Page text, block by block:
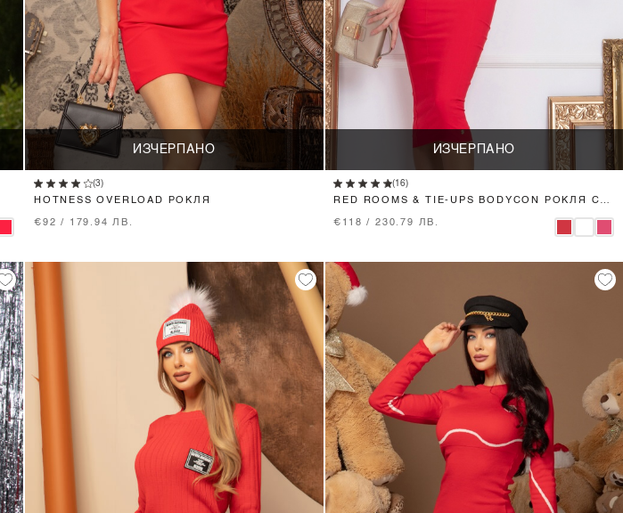
ИЗЧЕРПАНО
(3)
HOTNESS OVERLOAD РОКЛЯ
€92 / 179.94 ЛВ.
ИЗЧЕРПАНО
(16)
RED ROOMS & TIE-UPS BODYCON РОКЛЯ С
€118 / 230.79 ЛВ.